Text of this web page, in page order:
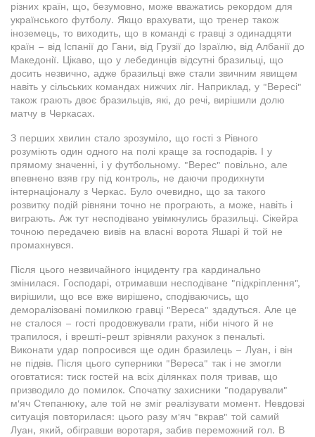
різних країн, що, безумовно, може вважатись рекордом для
українського футболу. Якщо врахувати, що тренер також
іноземець, то виходить, що в команді є гравці з одинадцяти
країн – від Іспанії до Гани, від Грузії до Ізраїлю, від Албанії до
Македонії. Цікаво, що у лебединців відсутні бразильці, що
досить незвично, адже бразильці вже стали звичним явищем
навіть у сільських командах нижчих ліг. Наприклад, у "Вересі"
також грають двоє бразильців, які, до речі, вирішили долю
матчу в Черкасах.
З перших хвилин стало зрозуміло, що гості з Рівного
розуміють один одного на полі краще за господарів. І у
прямому значенні, і у футбольному. "Верес" повільно, але
впевнено взяв гру під контроль, не даючи продихнути
інтернаціоналу з Черкас. Було очевидно, що за такого
розвитку подій рівняни точно не програють, а може, навіть і
виграють. Аж тут несподівано увімкнулись бразильці. Сікейра
точною передачею вивів на власні ворота Яшарі й той не
промахнувся.
Після цього незвичайного інциденту гра кардинально
змінилася. Господарі, отримавши несподіване "підкріплення",
вирішили, що все вже вирішено, сподіваючись, що
деморалізовані помилкою гравці "Вереса" здадуться. Але це
не сталося – гості продовжували грати, ніби нічого й не
трапилося, і врешті-решт зрівняли рахунок з пенальті.
Виконати удар попросився ще один бразилець – Луан, і він
не підвів. Після цього суперники "Вереса" так і не змогли
оговтатися: тиск гостей на всіх ділянках поля тривав, що
призводило до помилок. Спочатку захисники "подарували"
м'яч Степанюку, але той не зміг реалізувати момент. Невдовзі
ситуація повторилася: цього разу м'яч "вкрав" той самий
Луан, який, обігравши воротаря, забив переможний гол. В